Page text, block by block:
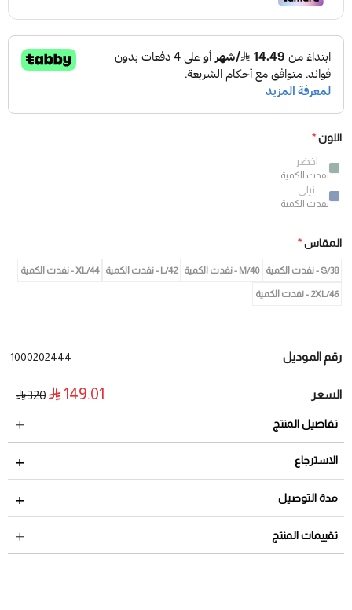
اللون*
اخضر
نفدت الكمية
نيلي
نفدت الكمية
المقاس*
38/S - نفدت الكمية 40/M - نفدت الكمية 42/L - نفدت الكمية 44/XL - نفدت الكمية
2XL/46 - نفدت الكمية
رقم الموديل 1000202444
السعر 149.01
320
تفاصيل المنتج
الاسترجاع
مدة الاسترجاع 2 أيام من تاريخ استلام الطلب
لمراجعة سياسة الاسترجاع عبر الرابط التالي
مدة التوصيل
داخل السعودية: من 3 الى 8 أيام عمل
تقييمات المنتج